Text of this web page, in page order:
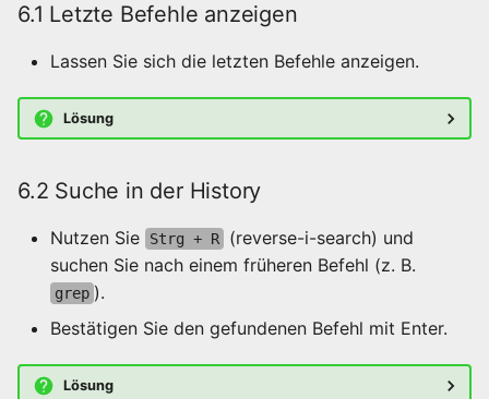
6.1 Letzte Befehle anzeigen
Lassen Sie sich die letzten Befehle anzeigen.
Lösung
6.2 Suche in der History
Nutzen Sie Strg + R
(reverse-i-search) und
suchen Sie nach einem früheren Befehl (z. B.
grep ).
Bestätigen Sie den gefundenen Befehl mit Enter.
Lösung